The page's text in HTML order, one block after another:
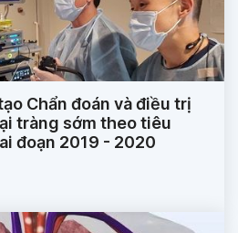
Chẩn đoán và điều trị
tràng sớm theo tiêu
đoạn 2019 - 2020